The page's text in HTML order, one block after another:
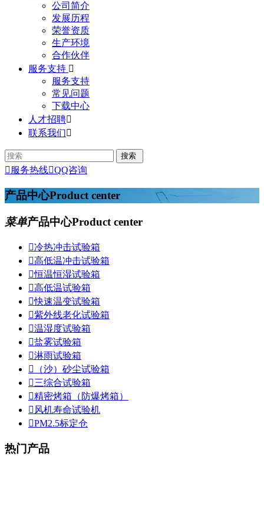
公司简介
发展历程
荣誉资质
生产环境
合作伙伴
服务支持 
服务支持
常见问题
下载中心
人才招聘
联系我们
 服务热线QQ咨询
产品中心Product center
菜单产品中心Product center
冷热冲击试验箱
高低温冲击试验箱
恒温恒湿试验箱
高低温试验箱
快速温变试验箱
紫外线老化试验箱
温湿度试验箱
盐雾试验箱
淋雨试验箱

（沙）砂尘试验箱
三综合试验箱
精密烤箱（防爆烤箱）
 风机寿命试验机
PM2.5标定仓
热门产品